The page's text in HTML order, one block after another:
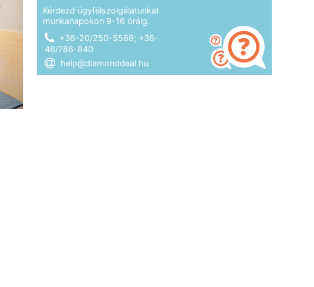
Kérdezd ügyfélszolgálatunkat
munkanapokon 9-16 óráig.
+36-20/250-5588; +36-
46/786-840
help@diamonddeal.hu